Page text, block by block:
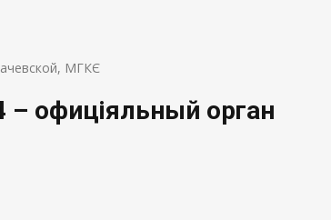
МГКЄ
офиціяльный орган